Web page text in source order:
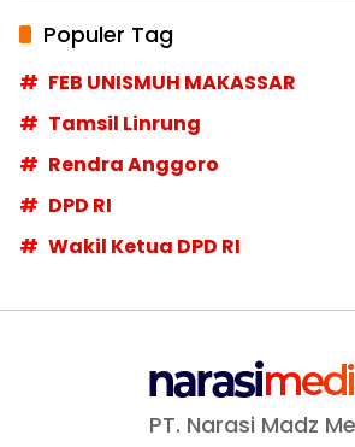
Populer Tag
FEB UNISMUH MAKASSAR
Tamsil Linrung
Rendra Anggoro
DPD RI
Wakil Ketua DPD RI
PT. Narasi Madz